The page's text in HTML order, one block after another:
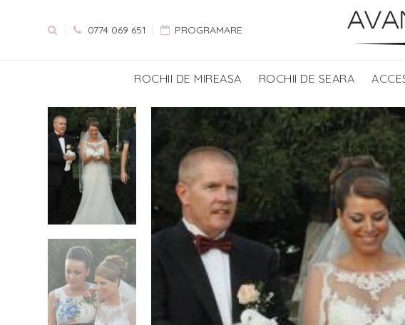
0774 069 651 PROGRAMARE
ROCHII DE MIREASA ROCHII DE SEARA